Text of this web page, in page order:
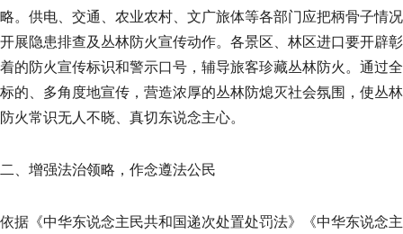
略。供电、交通、农业农村、文广旅体等各部门应把柄骨子情况
开展隐患排查及丛林防火宣传动作。各景区、林区进口要开辟彰
着的防火宣传标识和警示口号，辅导旅客珍藏丛林防火。通过全
标的、多角度地宣传，营造浓厚的丛林防熄灭社会氛围，使丛林
防火常识无人不晓、真切东说念主心。
二、增强法治领略，作念遵法公民
依据《中华东说念主民共和国递次处置处罚法》《中华东说念主